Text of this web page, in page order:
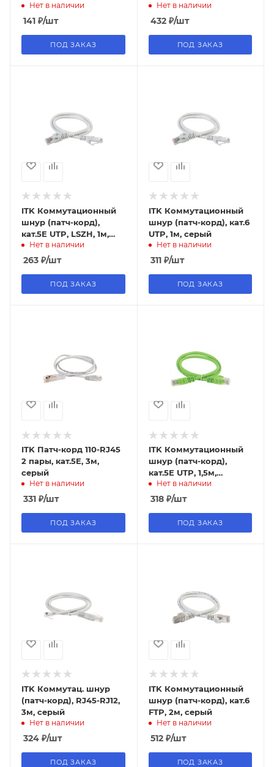
Нет в наличии
141 ₽/шт
ПОД ЗАКАЗ
Нет в наличии
432₽/шт
ПОД ЗАКАЗ
ITK Коммутационный
шнур (патч-корд),
кат.5Е UTP, LSZH, 1м,
серый
Нет в наличии
263 ₽/шт
ПОД ЗАКАЗ
ITK Коммутационный
шнур (патч-корд), кат.6
UTP, 1м, серый
Нет в наличии
311₽/шт
ПОД ЗАКАЗ
ITK Патч-корд 110-RJ45
2 пары, кат.5Е, 3м,
серый
Нет в наличии
331 ₽/шт
ПОД ЗАКАЗ
ITK Коммутационный
шнур (патч-корд),
кат.5Е UTP, 1,5м,
зеленый
Нет в наличии
318₽/шт
ПОД ЗАКАЗ
ITK Коммутац. шнур
(патч-корд), RJ45-RJ12,
3м, серый
Нет в наличии
324 ₽/шт
ПОД ЗАКАЗ
ITK Коммутационный
шнур (патч-корд), кат.6
FTP, 2м, серый
Нет в наличии
512₽/шт
ПОД ЗАКАЗ